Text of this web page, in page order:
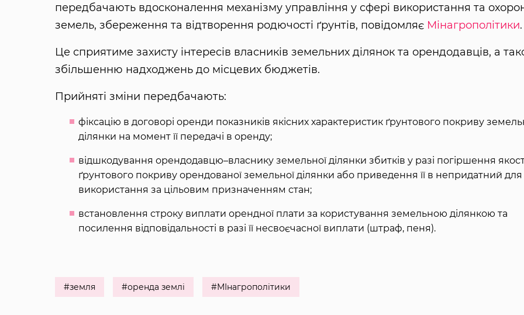
передбачають вдосконалення механізму управління у сфері використання та
земель, збереження та відтворення родючості ґрунтів, повідомляє Мінагрополітики.
Це сприятиме захисту інтересів власників земельних ділянок та орендодавців, а
збільшенню надходжень до місцевих бюджетів.
Прийняті зміни передбачають:
фіксацію в договорі оренди показників якісних характеристик ґрунтового покриву
ділянки на момент її передачі в оренду;
відшкодування орендодавцю–власнику земельної ділянки збитків у разі погіршення
ґрунтового покриву орендованої земельної ділянки або приведення її в непридатний для
використання за цільовим призначенням стан;
встановлення строку виплати орендної плати за користування земельною ділянкою та
посилення відповідальності в разі її несвоєчасної виплати (штраф, пеня).
#земля #оренда землі #МІнагрополітики